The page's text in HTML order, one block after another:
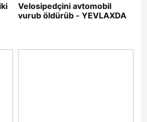
Velosipedçini avtomobil
vurub öldürüb - YEVLAXDA